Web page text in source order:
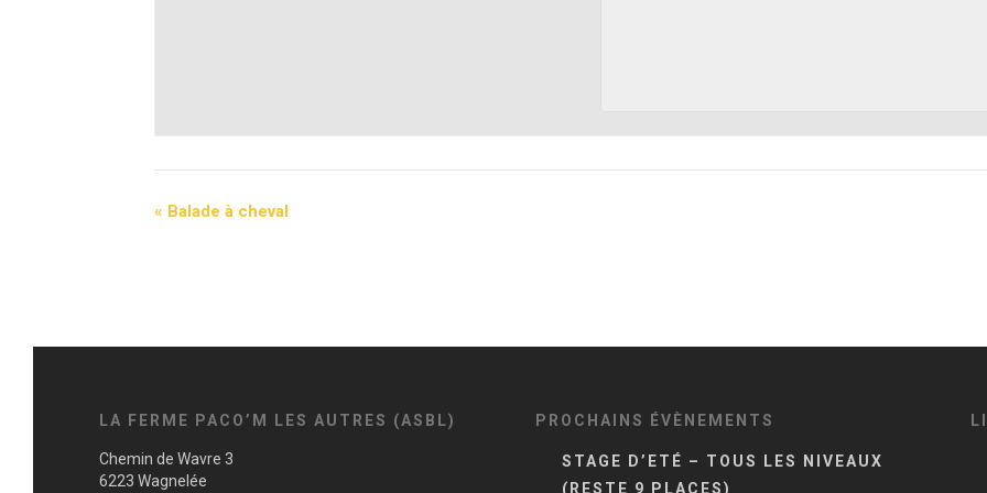
« Balade à cheval
LA FERME PACO’M LES AUTRES (ASBL)
Chemin de Wavre 3
6223 Wagnelée
PROCHAINS ÉVÈNEMENTS
STAGE D’ETÉ – TOUS LES NIVEAUX
(RESTE 9 PLACES)